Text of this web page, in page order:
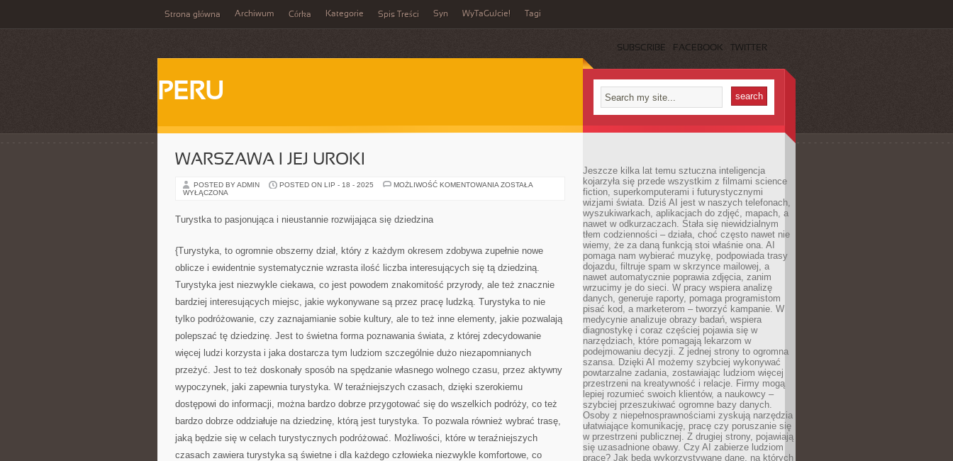
Strona główna Archiwum Córka Kategorie Spis Treści Syn WyTaGuJcie! Tagi
SUBSCRIBE FACEBOOK TWITTER
PERU
WARSZAWA I JEJ UROKI
POSTED BY ADMIN POSTED ON LIP - 18 - 2025 MOŻLIWOŚĆ KOMENTOWANIA WARSZAWA
ZOSTAŁA
WYŁĄCZONA
Turystka to pasjonująca i nieustannie rozwijająca się dziedzina
{Turystyka, to ogromnie obszerny dział, który z każdym okresem zdobywa zupełnie nowe
oblicze i ewidentnie systematycznie wzrasta ilość liczba interesujących się tą dziedziną.
Turystyka jest niezwykle ciekawa, co jest powodem znakomitość przyrody, ale też znacznie
bardziej interesujących miejsc, jakie wykonywane są przez pracę ludzką. Turystyka to nie
tylko podróżowanie, czy zaznajamianie sobie kultury, ale to też inne elementy, jakie pozwalają
polepszać tę dziedzinę. Jest to świetna forma poznawania świata, z której zdecydowanie
więcej ludzi korzysta i jaka dostarcza tym ludziom szczególnie dużo niezapomnianych
przeżyć. Jest to też doskonały sposób na spędzanie własnego wolnego czasu, przez aktywny
wypoczynek, jaki zapewnia turystyka. W teraźniejszych czasach, dzięki szerokiemu
dostępowi do informacji, można bardzo dobrze przygotować się do wszelkich podróży, co też
bardzo dobrze oddziałuje na dziedzinę, którą jest turystyka. To pozwala również wybrać trasę,
jaką będzie się w celach turystycznych podróżować. Możliwości, które w teraźniejszych
czasach zawiera turystyka są świetne i dla każdego człowieka niezwykle komfortowe, co
Jeszcze kilka lat temu sztuczna inteligencja
kojarzyła się przede wszystkim z filmami science
fiction, superkomputerami i futurystycznymi
wizjami świata. Dziś AI jest w naszych telefonach,
wyszukiwarkach, aplikacjach do zdjęć, mapach, a
nawet w odkurzaczach. Stała się niewidzialnym
tłem codzienności – działa, choć często nawet nie
wiemy, że za daną funkcją stoi właśnie ona. AI
pomaga nam wybierać muzykę, podpowiada trasy
dojazdu, filtruje spam w skrzynce mailowej, a
nawet automatycznie poprawia zdjęcia, zanim
wrzucimy je do sieci. W pracy wspiera analizę
danych, generuje raporty, pomaga programistom
pisać kod, a marketerom – tworzyć kampanie. W
medycynie analizuje obrazy badań, wspiera
diagnostykę i coraz częściej pojawia się w
narzędziach, które pomagają lekarzom w
podejmowaniu decyzji. Z jednej strony to ogromna
szansa. Dzięki AI możemy szybciej wykonywać
powtarzalne zadania, zostawiając ludziom więcej
przestrzeni na kreatywność i relacje. Firmy mogą
lepiej rozumieć swoich klientów, a naukowcy –
szybciej przeszukiwać ogromne bazy danych.
Osoby z niepełnosprawnościami zyskują narzędzia
ułatwiające komunikację, pracę czy poruszanie się
w przestrzeni publicznej. Z drugiej strony, pojawiają
się uzasadnione obawy. Czy AI zabierze ludziom
pracę? Jak będą wykorzystywane dane, na których